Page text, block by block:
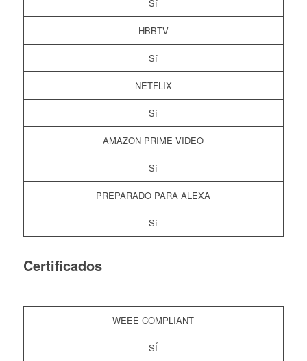
Sí
HBBTV
Sí
NETFLIX
Sí
AMAZON PRIME VIDEO
Sí
PREPARADO PARA ALEXA
Sí
Certificados
WEEE COMPLIANT
SÍ